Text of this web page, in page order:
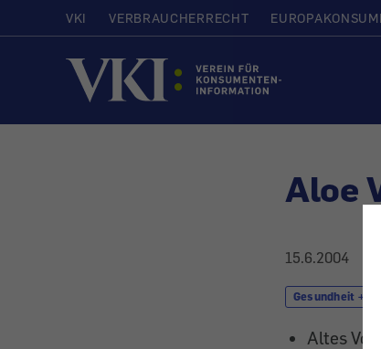
VKI VERBRAUCHERRECHT
Startseite
Aloe
15.6.2004
Gesundheit +
Altes